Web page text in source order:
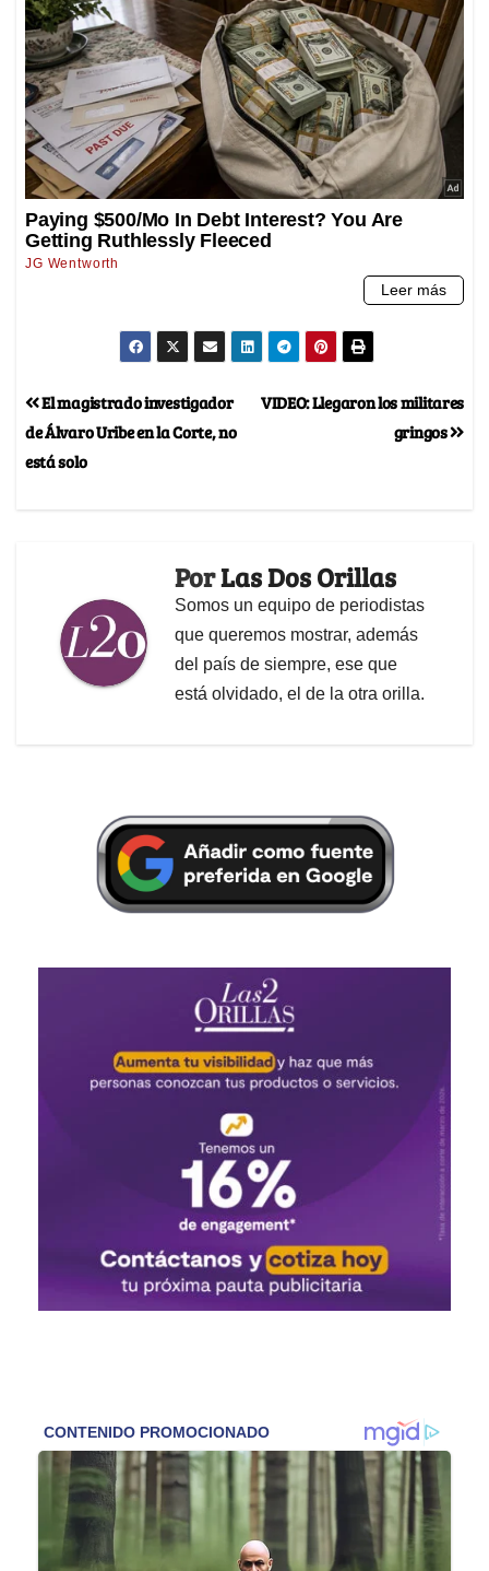
VIDEO: Llegaron los militares
gringos
El magistrado investigador
de Álvaro Uribe en la Corte, no
está solo
PorLas Dos Orillas
Somos un equipo de periodistas
que queremos mostrar, además
del país de siempre, ese que
está olvidado, el de la otra orilla.